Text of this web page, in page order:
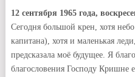
12 сентября 1965 года,
Сегодня большой крен, хотя
капитана), хотя и маленькая
предсказала моё будущее. Я
благословения Господу Кришне